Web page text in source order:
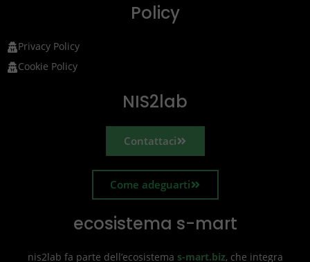
Policy
Privacy Policy
Cookie Policy
NIS2lab
Contattaci
Come adeguarti
ecosistema s-mart
nis2lab fa parte dell’ecosistema s-mart.biz, che integra